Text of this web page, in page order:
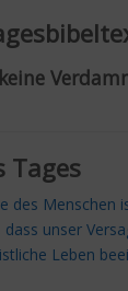
Tages
des Menschen
unser
Leben